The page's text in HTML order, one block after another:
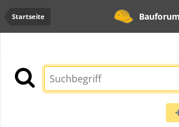
Startseite